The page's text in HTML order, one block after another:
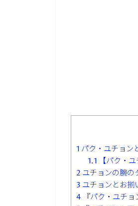
1 パク・ユチョン
1.1 【パク・
2 ユチョンの腕の
3 ユチョンとお揃
4 『パク・ユチ